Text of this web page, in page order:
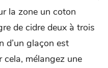
la zone un coton
de cidre deux à trois
d’un glaçon est
cela, mélangez une